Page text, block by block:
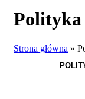
Strona główna »